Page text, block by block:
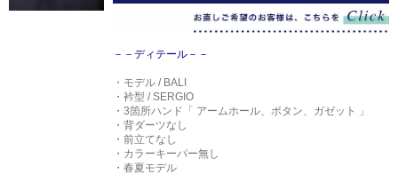
－－ディテール－－
・モデル / BALI
・衿型 / SERGIO
・3箇所ハンド「 アームホール、ボタン、ガゼット 」
・背ダーツなし
・前立てなし
・カラーキーパー無し
・春夏モデル